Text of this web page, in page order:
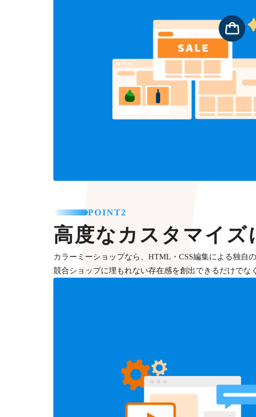
POINT2
高度なカスタマイズ
カラーミーショップなら、HTML・CSS編集による独自
競合ショップに埋もれない存在感を創出できるだけでな